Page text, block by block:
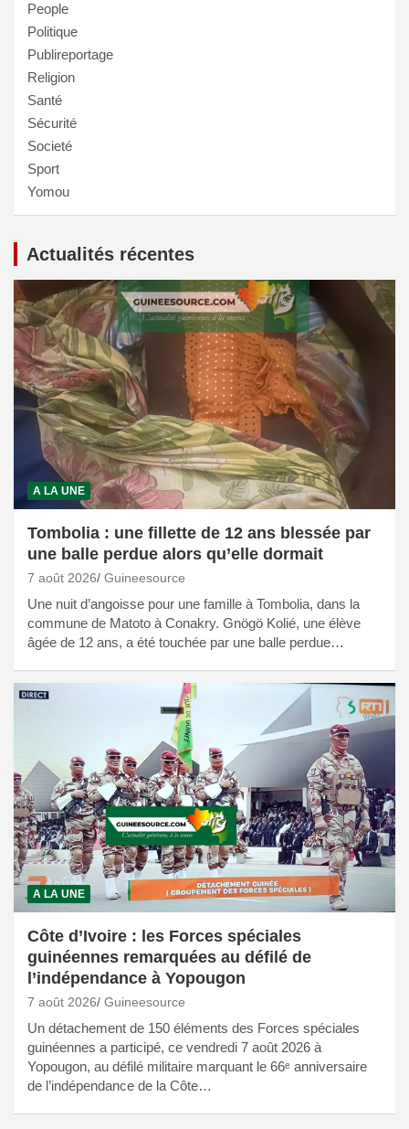
People
Politique
Publireportage
Religion
Santé
Sécurité
Societé
Sport
Yomou
Actualités récentes
A LA UNE
Tombolia : une fillette de 12 ans blessée par
une balle perdue alors qu’elle dormait
7 août 2026 Guineesource
Une nuit d’angoisse pour une famille à Tombolia, dans la
commune de Matoto à Conakry. Gnögö Kolié, une élève
âgée de 12 ans, a été touchée par une balle perdue…
A LA UNE
Côte d’Ivoire : les Forces spéciales
guinéennes remarquées au défilé de
l’indépendance à Yopougon
7 août 2026 Guineesource
Un détachement de 150 éléments des Forces spéciales
guinéennes a participé, ce vendredi 7 août 2026 à
Yopougon, au défilé militaire marquant le 66ᵉ anniversaire
de l’indépendance de la Côte…